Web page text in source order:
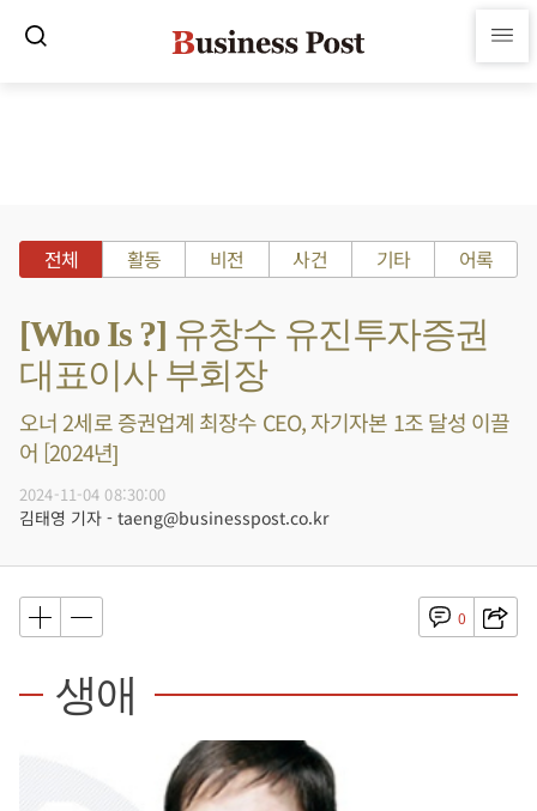
전체 활동 비전 사건 기타 어록
[Who Is ?] 유창수 유진투자증권
대표이사 부회장
오너 2세로 증권업계 최장수 CEO, 자기자본 1조 달성 이끌
어 [2024년]
2024-11-04 08:30:00
김태영 기자 - taeng@businesspost.co.kr
0
생애